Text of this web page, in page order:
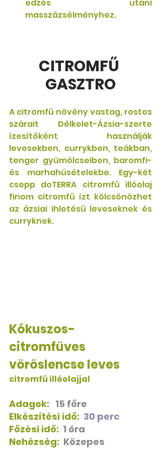
edzés utáni
masszázsélményhez.
CITROMFŰ
GASZTRO
A citromfű növény vastag, rostos
szárait Délkelet-Ázsia-szerte
ízesítőként használják
levesekben, currykben, teákban,
tenger gyümölcseiben, baromfi-
és marhahúsételekbe. Egy-két
csepp doTERRA citromfű illóolaj
finom citromfű ízt kölcsönözhet
az ázsiai ihletésű leveseknek és
curryknek.
Kókuszos-
citromfüves
vöröslencse leves
citromfű illóolajjal
Adagok: 15 főre
Elkészítési idő: 30 perc
Főzési idő: 1 óra
Nehézség: Közepes